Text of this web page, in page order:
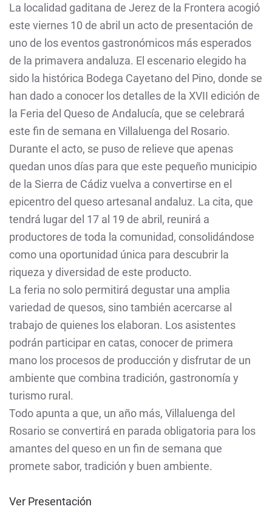
La localidad gaditana de Jerez de la Frontera acogió
este viernes 10 de abril un acto de presentación de
uno de los eventos gastronómicos más esperados
de la primavera andaluza. El escenario elegido ha
sido la histórica Bodega Cayetano del Pino, donde se
han dado a conocer los detalles de la XVII edición de
la Feria del Queso de Andalucía, que se celebrará
este fin de semana en Villaluenga del Rosario.
Durante el acto, se puso de relieve que apenas
quedan unos días para que este pequeño municipio
de la Sierra de Cádiz vuelva a convertirse en el
epicentro del queso artesanal andaluz. La cita, que
tendrá lugar del 17 al 19 de abril, reunirá a
productores de toda la comunidad, consolidándose
como una oportunidad única para descubrir la
riqueza y diversidad de este producto.
La feria no solo permitirá degustar una amplia
variedad de quesos, sino también acercarse al
trabajo de quienes los elaboran. Los asistentes
podrán participar en catas, conocer de primera
mano los procesos de producción y disfrutar de un
ambiente que combina tradición, gastronomía y
turismo rural.
Todo apunta a que, un año más, Villaluenga del
Rosario se convertirá en parada obligatoria para los
amantes del queso en un fin de semana que
promete sabor, tradición y buen ambiente.
Ver Presentación